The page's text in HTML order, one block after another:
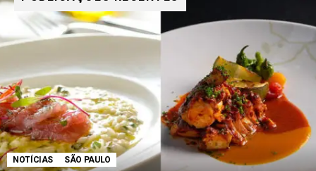
NOTÍCIAS SÃO PAULO